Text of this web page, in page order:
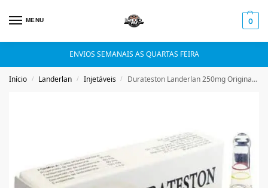
MENU 0
ENVIOS SEMANAIS AS QUARTAS FEIRA
Início / Landerlan / Injetáveis / Durateston Landerlan 250mg Original – Ampola 1ml